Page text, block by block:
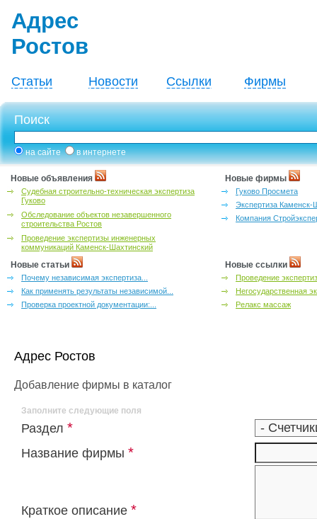
Адрес
Ростов
Статьи Новости Ссылки Фирмы
Поиск
на сайте в интернете
Новые объявления
Судебная строительно-техническая экспертиза
Гуково
Обследование объектов незавершенного
строительства Ростов
Проведение экспертизы инженерных
коммуникаций Каменск-Шахтинский
Новые фирмы
Гуково Просмета
Экспертиза Каменск-
Компания
Новые статьи
Почему независимая экспертиза...
Как применять результаты независимой...
Проверка проектной документации:...
Новые ссылки
Проведение
Негосударственная
Релакс массаж
Адрес Ростов
Добавление фирмы в каталог
Заполните следующие поля
Раздел *
Название фирмы *
Краткое описание *